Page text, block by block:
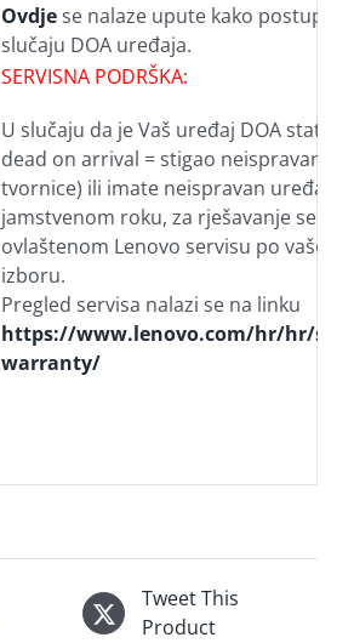
Ovdjese nalaze upute kako postupiti
slučaju DOA uređaja.
SERVISNA PODRŠKA:
U slučaju da je Vaš uređaj DOA
dead on arrival = stigao neispravan iz
tvornice) ili imate neispravan uređaj u
jamstvenom roku, za rješavanje se
ovlaštenom Lenovo servisu po vašem
izboru.
Pregled servisa nalazi se na linku
https://www.lenovo.com/hr/hr/
warranty/
Tweet This
Product